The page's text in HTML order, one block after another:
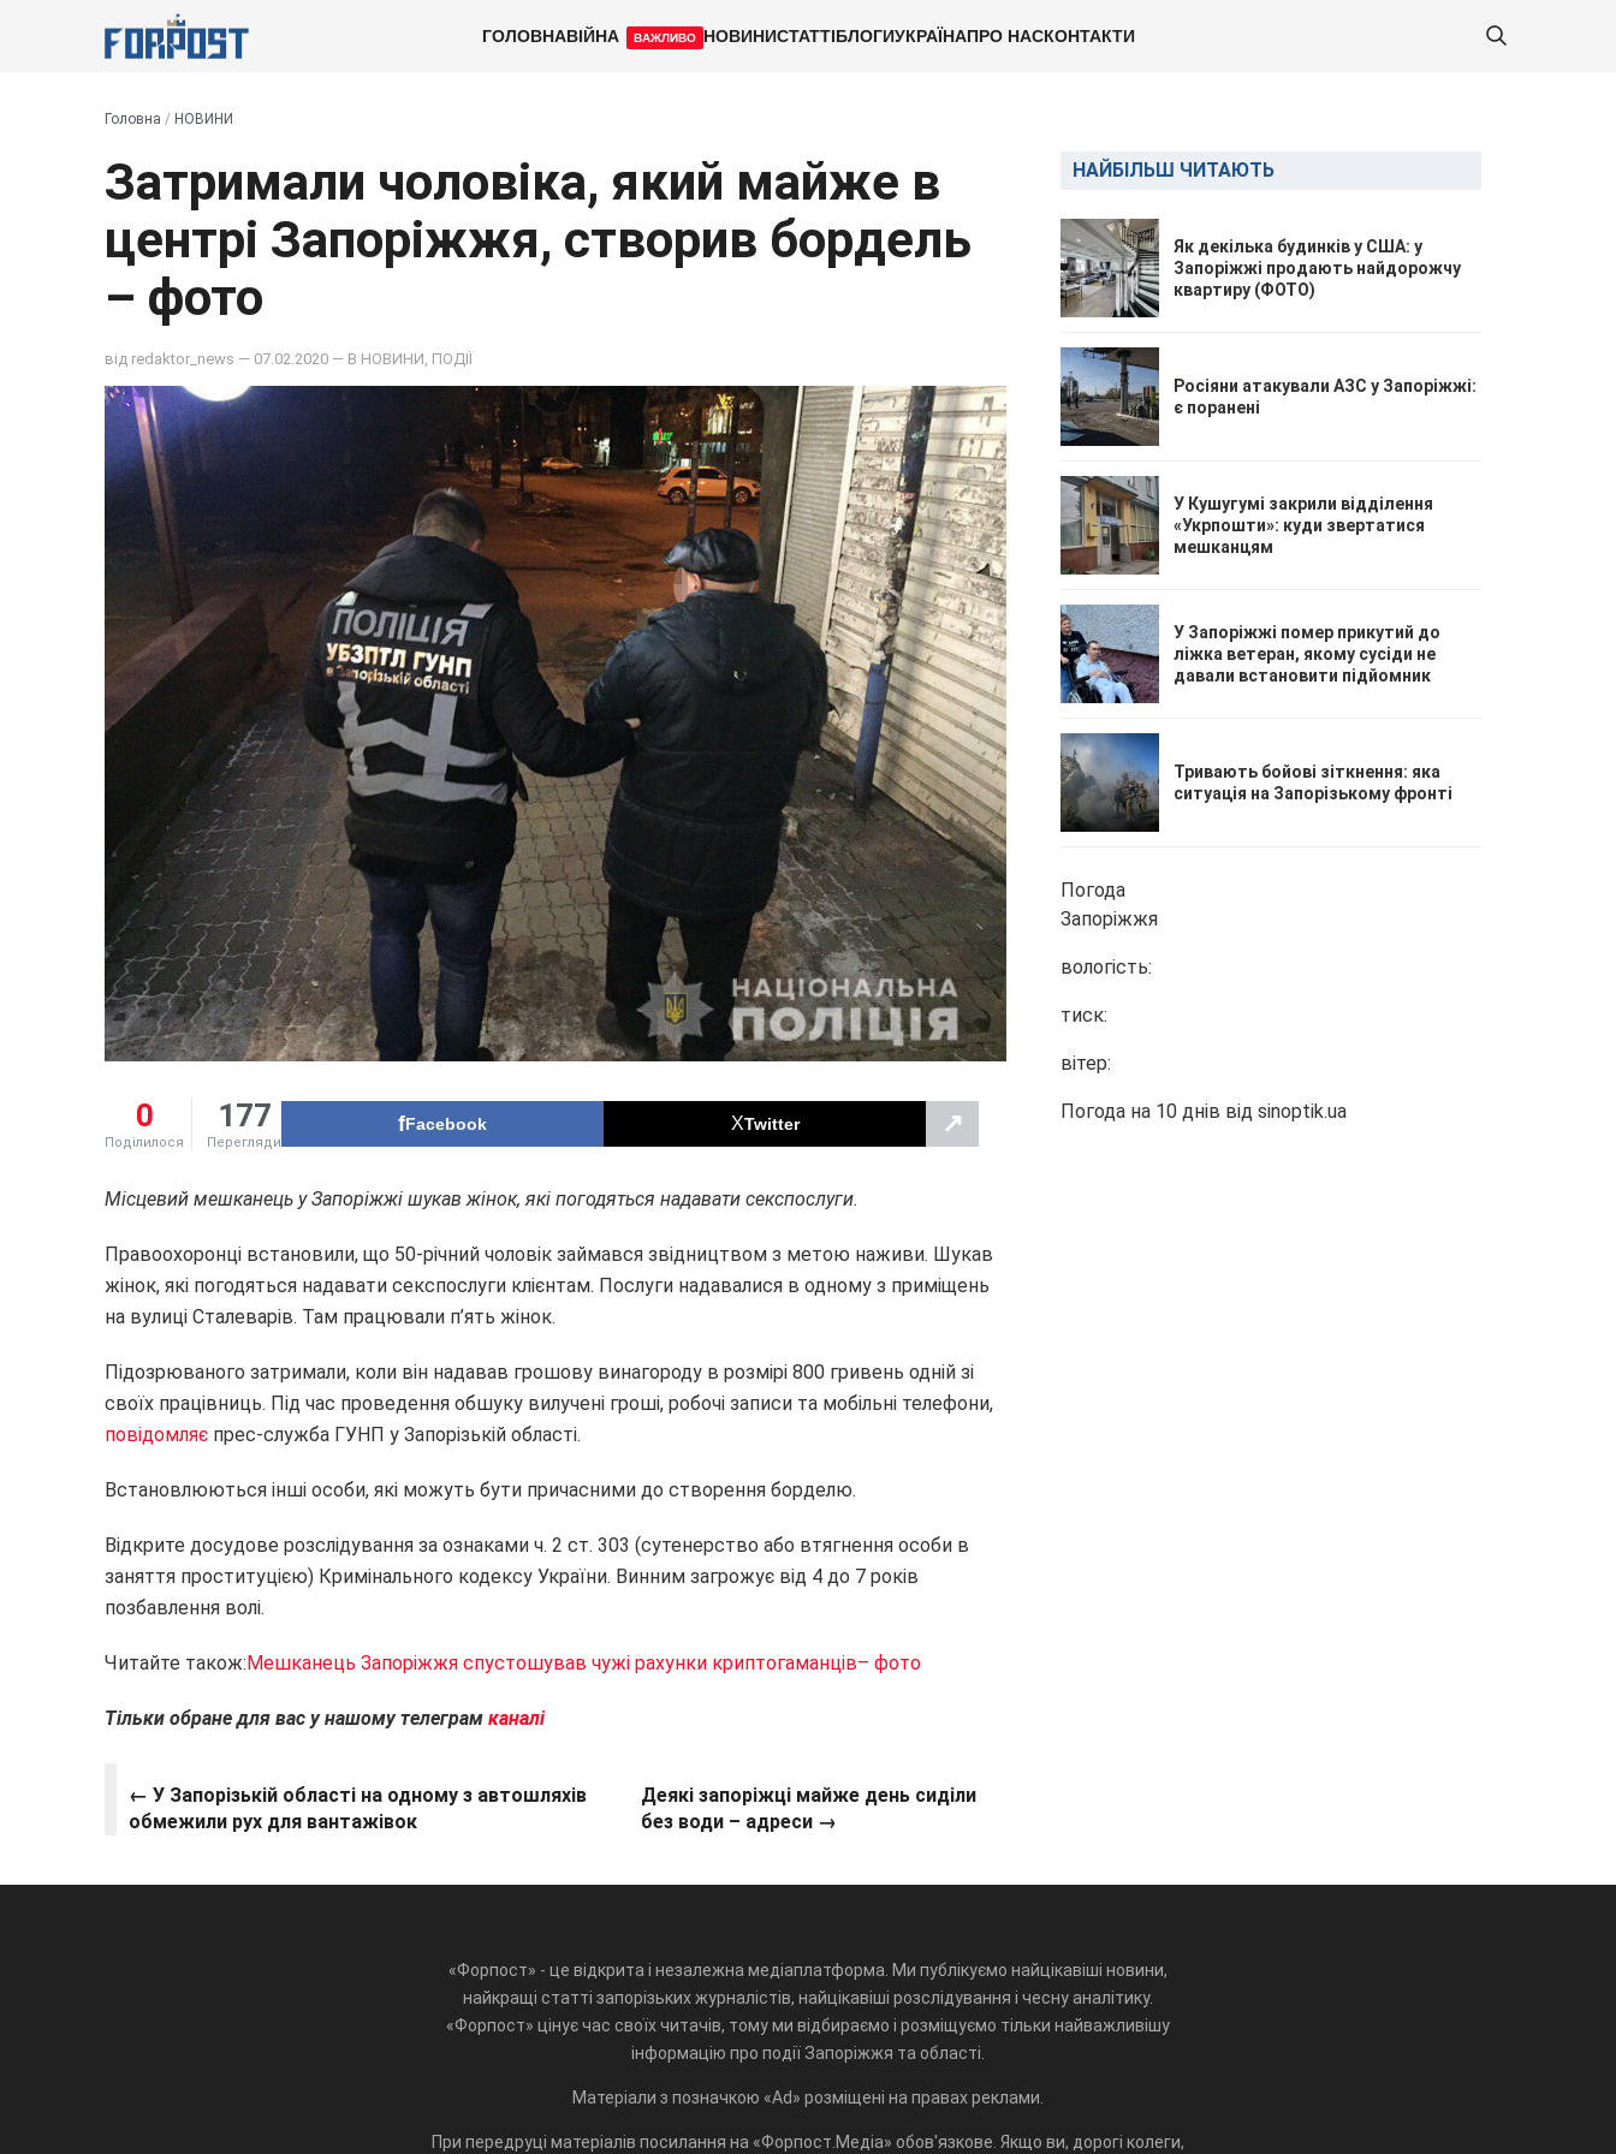
ГОЛОВНАВІЙНА ВАЖЛИВО НОВИНИСТАТТІБЛОГИУКРАЇНАПРО НАСКОНТАКТИ
Головна / НОВИНИ
Затримали чоловіка, який майже в
центрі Запоріжжя, створив бордель
– фото
від redaktor_news — 07.02.2020 — В НОВИНИ ПОДІЇ
0
Поділилося
177
Перегляди
Facebook Twitter ↗
Місцевий мешканець у Запоріжжі шукав жінок, які погодяться надавати секспослуги.
Правоохоронці встановили, що 50-річний чоловік займався звідництвом з метою наживи. Шукав
жінок, які погодяться надавати секспослуги клієнтам. Послуги надавалися в одному з приміщень
на вулиці Сталеварів. Там працювали п’ять жінок.
Підозрюваного затримали, коли він надавав грошову винагороду в розмірі 800 гривень одній зі
своїх працівниць. Під час проведення обшуку вилучені гроші, робочі записи та мобільні телефони,
повідомляє прес-служба ГУНП у Запорізькій області.
Встановлюються інші особи, які можуть бути причасними до створення борделю.
Відкрите досудове розслідування за ознаками ч. 2 ст. 303 (сутенерство або втягнення особи в
заняття проституцією) Кримінального кодексу України. Винним загрожує від 4 до 7 років
позбавлення волі.
Читайте також: Мешканець Запоріжжя спустошував чужі рахунки криптогаманців– фото
Тільки обране для вас у нашому телеграм каналі
← У Запорізькій області на одному з автошляхів
обмежили рух для вантажівок
Деякі запоріжці майже день сиділи
без води – адреси →
НАЙБІЛЬШ ЧИТАЮТЬ
Як декілька будинків у США: у
Запоріжжі продають найдорожчу
квартиру (ФОТО)
Росіяни атакували АЗС у Запоріжжі:
є поранені
У Кушугумі закрили відділення
«Укрпошти»: куди звертатися
мешканцям
У Запоріжжі помер прикутий до
ліжка ветеран, якому сусіди не
давали встановити підйомник
Тривають бойові зіткнення: яка
ситуація на Запорізькому фронті
Погода
Запоріжжя
вологість:
тиск:
вітер:
Погода на 10 днів від sinoptik.ua
«Форпост» - це відкрита і незалежна медіаплатформа. Ми публікуємо найцікавіші новини,
найкращі статті запорізьких журналістів, найцікавіші розслідування і чесну аналітику.
«Форпост» цінує час своїх читачів, тому ми відбираємо і розміщуємо тільки найважливішу
інформацію про події Запоріжжя та області.
Матеріали з позначкою «Ad» розміщені на правах реклами.
При передруці матеріалів посилання на «Форпост.Медіа» обов'язкове. Якщо ви, дорогі колеги,